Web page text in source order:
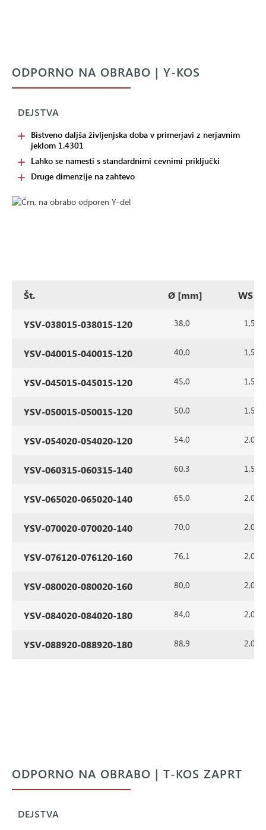
ODPORNO NA OBRABO | Y-KOS
DEJSTVA
Bistveno daljša življenjska doba v primerjavi z nerjavnim
jeklom 1.4301
Lahko se namesti s standardnimi cevnimi priključki
Druge dimenzije na zahtevo
Št. Ø [mm] WS
YSV-038015-038015-120 38,0 1,5
YSV-040015-040015-120 40,0 1,5
YSV-045015-045015-120 45,0 1,5
YSV-050015-050015-120 50,0 1,5
YSV-054020-054020-120 54,0 2,0
YSV-060315-060315-140 60,3 1,5
YSV-065020-065020-140 65,0 2,0
YSV-070020-070020-140 70,0 2,0
YSV-076120-076120-160 76,1 2,0
YSV-080020-080020-160 80,0 2,0
YSV-084020-084020-180 84,0 2,0
YSV-088920-088920-180 88,9 2,0
ODPORNO NA OBRABO | T-KOS ZAPRT
DEJSTVA